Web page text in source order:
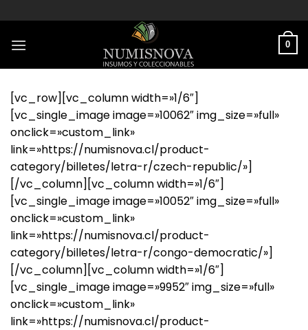
al
contenido
0
[vc_row][vc_column width=»1/6″]
[vc_single_image image=»10062″ img_size=»full»
onclick=»custom_link»
link=»https://numisnova.cl/product-
category/billetes/letra-r/czech-republic/»]
[/vc_column][vc_column width=»1/6″]
[vc_single_image image=»10052″ img_size=»full»
onclick=»custom_link»
link=»https://numisnova.cl/product-
category/billetes/letra-r/congo-democratic/»]
[/vc_column][vc_column width=»1/6″]
[vc_single_image image=»9952″ img_size=»full»
onclick=»custom_link»
link=»https://numisnova.cl/product-